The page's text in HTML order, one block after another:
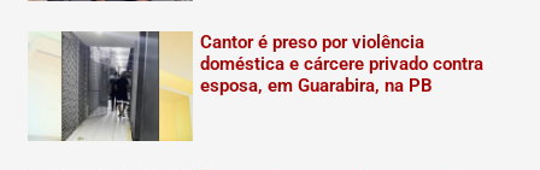
Cantor é preso por violência
doméstica e cárcere privado contra
esposa, em Guarabira, na PB